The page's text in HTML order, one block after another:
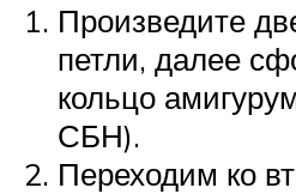
Произведите
петли, далее
кольцо
СБН).
Переходим ко